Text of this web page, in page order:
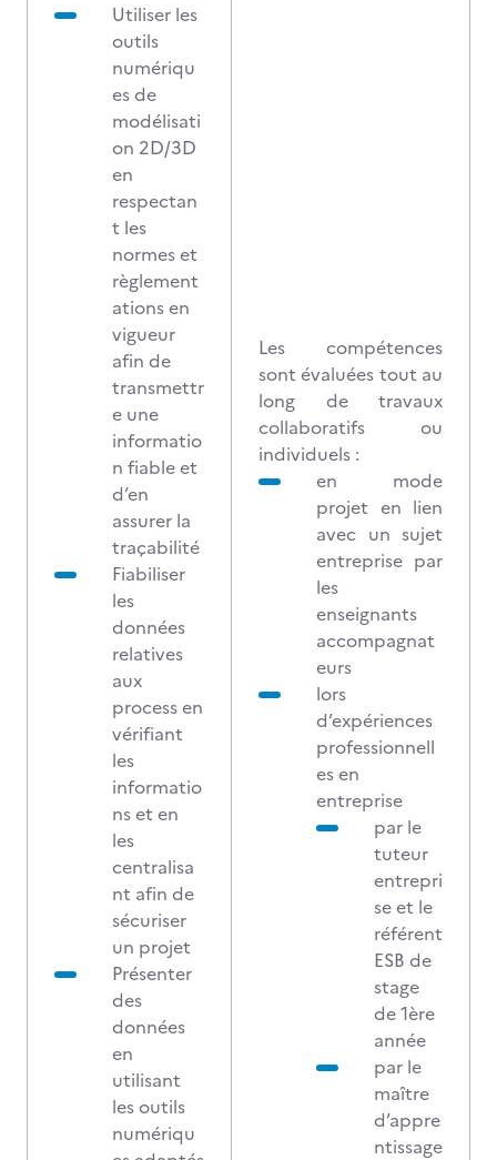
Utiliser les
outils
numériqu
es de
modélisati
on 2D/3D
en
respectan
t les
normes et
règlement
ations en
vigueur
afin de
transmettr
e une
informatio
n fiable et
d’en
assurer la
traçabilité
Fiabiliser
les
données
relatives
aux
process en
vérifiant
les
informatio
ns et en
les
centralisa
nt afin de
sécuriser
un projet
Présenter
des
données
en
utilisant
les outils
numériqu
Les compétences
sont évaluées tout au
long de travaux
collaboratifs ou
individuels :
en mode
projet en lien
avec un sujet
entreprise par
les
enseignants
accompagnat
eurs
lors
d’expériences
professionnell
es en
entreprise
par le
tuteur
entrepri
se et le
référent
ESB de
stage
de 1ère
année
par le
maître
d’appre
ntissage